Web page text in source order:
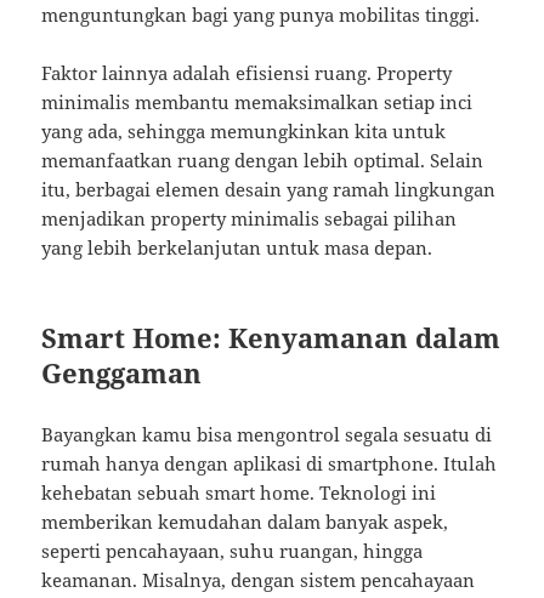
menguntungkan bagi yang punya mobilitas tinggi.
Faktor lainnya adalah efisiensi ruang. Property
minimalis membantu memaksimalkan setiap inci
yang ada, sehingga memungkinkan kita untuk
memanfaatkan ruang dengan lebih optimal. Selain
itu, berbagai elemen desain yang ramah lingkungan
menjadikan property minimalis sebagai pilihan
yang lebih berkelanjutan untuk masa depan.
Smart Home: Kenyamanan dalam
Genggaman
Bayangkan kamu bisa mengontrol segala sesuatu di
rumah hanya dengan aplikasi di smartphone. Itulah
kehebatan sebuah smart home. Teknologi ini
memberikan kemudahan dalam banyak aspek,
seperti pencahayaan, suhu ruangan, hingga
keamanan. Misalnya, dengan sistem pencahayaan